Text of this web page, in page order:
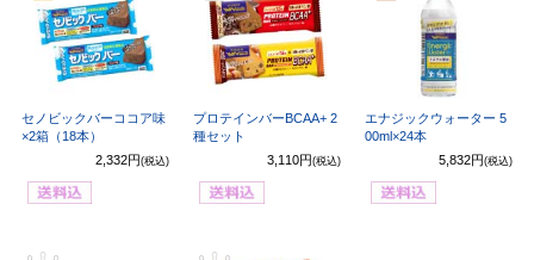
セノビックバーココア味
×2箱（18本）
2,332円 (税込)
プロテインバーBCAA+ 2
種セット
3,110円 (税込)
エナジックウォーター 5
00ml×24本
5,832円(税込)